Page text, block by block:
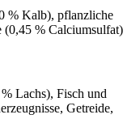
% Kalb), pflanzliche
(0,45 % Calciumsulfat)
Lachs), Fisch und
Getreide,